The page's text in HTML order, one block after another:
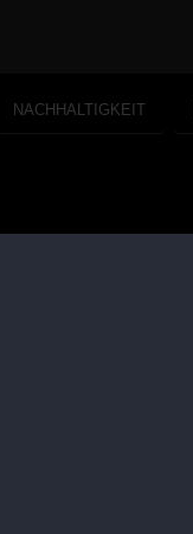
NACHHALTIGKEIT